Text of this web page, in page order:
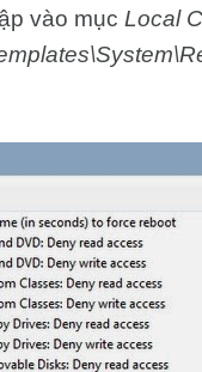
vào mục Local